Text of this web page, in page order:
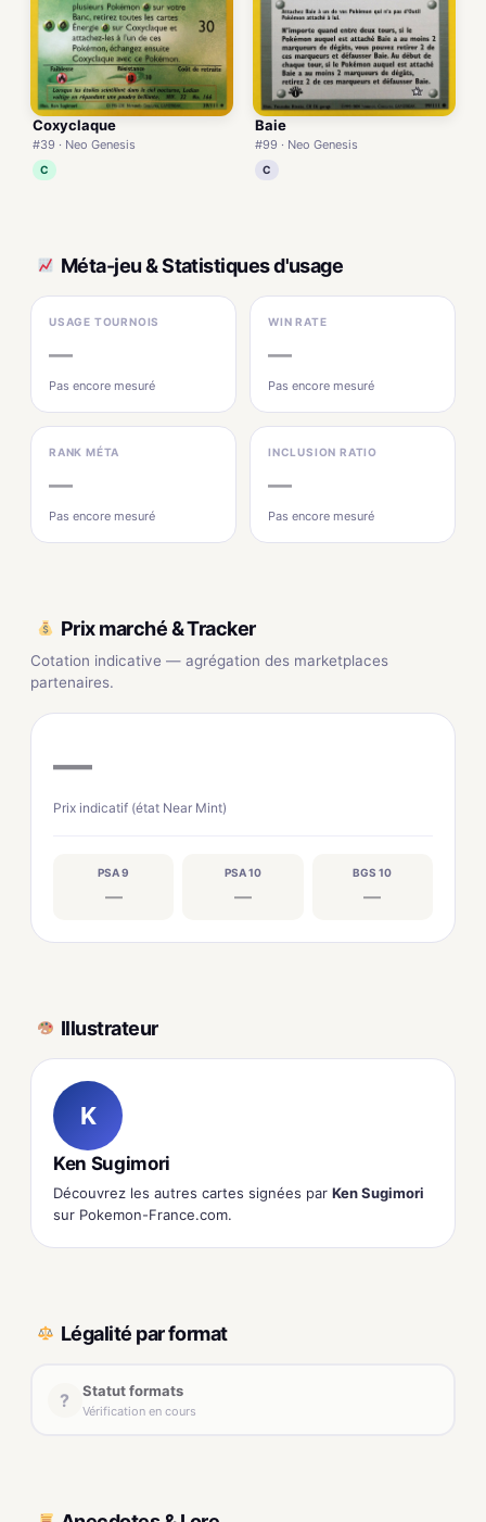
Coxyclaque
#39 · Neo Genesis
C
Baie
#99 · Neo Genesis
C
Méta-jeu & Statistiques d'usage
USAGE TOURNOIS
—
Pas encore mesuré
WIN RATE
—
Pas encore mesuré
RANK MÉTA
—
Pas encore mesuré
INCLUSION RATIO
—
Pas encore mesuré
Prix marché & Tracker
Cotation indicative — agrégation des marketplaces
partenaires.
—
Prix indicatif (état Near Mint)
PSA 9
—
PSA 10
—
BGS 10
—
Illustrateur
K
Ken Sugimori
Découvrez les autres cartes signées par Ken Sugimori
sur Pokemon-France.com.
Légalité par format
? Statut formats
Vérification en cours